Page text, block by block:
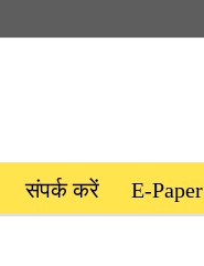
संपर्क करें E-Paper